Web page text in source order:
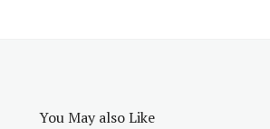
You May also Like